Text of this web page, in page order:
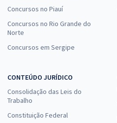
Concursos no Piauí
Concursos no Rio Grande do
Norte
Concursos em Sergipe
CONTEÚDO JURÍDICO
Consolidação das Leis do
Trabalho
Constituição Federal